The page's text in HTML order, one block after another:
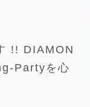
!! DIAMON
Partyを心